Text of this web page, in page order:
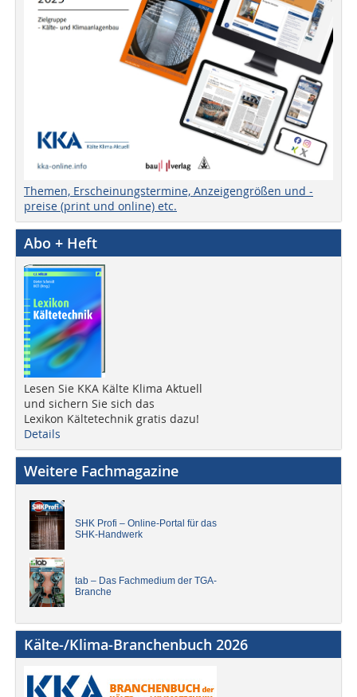
Themen, Erscheinungstermine, Anzeigengrößen und -
preise (print und online) etc.
Abo + Heft
Lesen Sie KKA Kälte Klima Aktuell
und sichern Sie sich das
Lexikon Kältetechnik gratis dazu!
Details
Weitere Fachmagazine
SHK Profi – Online-Portal für das
SHK-Handwerk
tab – Das Fachmedium der TGA-
Branche
Kälte-/Klima-Branchenbuch 2026